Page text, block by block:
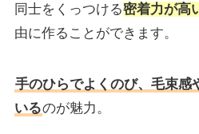
同士をくっつける密着力が高
由に作ることができます。
手のひらでよくのび、毛束感
いるのが魅力。